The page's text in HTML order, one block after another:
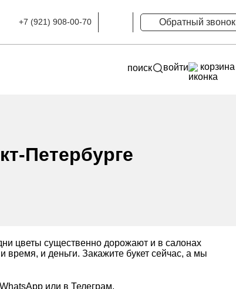
+7 (921) 908-00-70 Обратный звонок
поиск войти корзина
Петербурге
цветы существенно дорожают и в салонах
и деньги. Закажите букет сейчас, а мы
или в Телеграм.